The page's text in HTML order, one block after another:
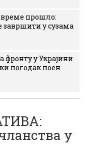
време прошло:
завршити у сузама
фронту у Украјини
погодак поен
у